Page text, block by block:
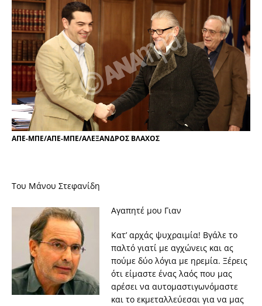
ΑΠΕ-ΜΠΕ/ΑΠΕ-ΜΠΕ/ΑΛΕΞΑΝΔΡΟΣ ΒΛΑΧΟΣ
Του Μάνου Στεφανίδη
Αγαπητέ μου Γιαν
Κατ’ αρχάς ψυχραιμία! Βγάλε το
παλτό γιατί με αγχώνεις και ας
πούμε δύο λόγια με ηρεμία. Ξέρεις
ότι είμαστε ένας λαός που μας
αρέσει να αυτομαστιγωνόμαστε
και το εκμεταλλεύεσαι για να μας